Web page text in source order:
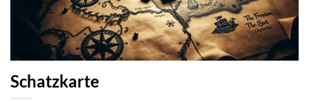
Schatzkarte